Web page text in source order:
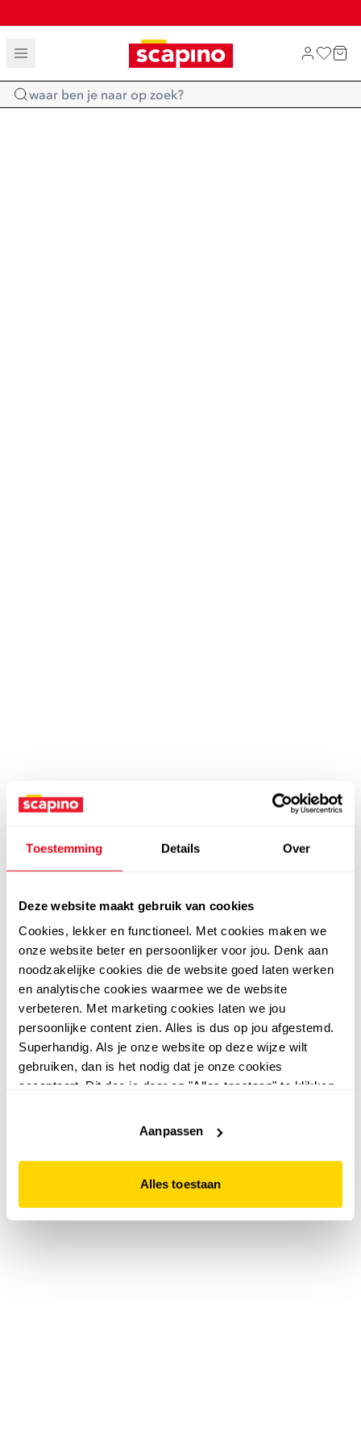
Toestemming Details Over
Deze website maakt gebruik van cookies
Cookies, lekker en functioneel. Met cookies maken we
onze website beter en persoonlijker voor jou. Denk aan
noodzakelijke cookies die de website goed laten werken
en analytische cookies waarmee we de website
verbeteren. Met marketing cookies laten we jou
persoonlijke content zien. Alles is dus op jou afgestemd.
Superhandig. Als je onze website op deze wijze wilt
gebruiken, dan is het nodig dat je onze cookies
accepteert. Dit doe je door op "Alles toestaan" te klikken.
website niet optimaal functioneert.
Aanpassen
Alles toestaan
TOT 70% KORTING OP SALE
SALE: LAATSTE KANS!
SHOP NIEUW
Home